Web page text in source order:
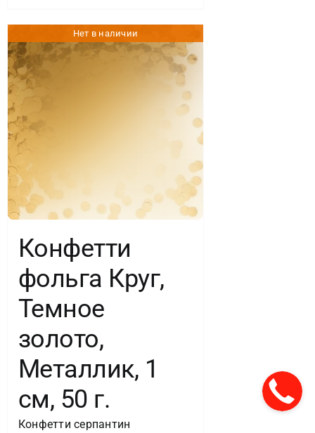
Нет в наличии
Конфетти
фольга Круг,
Темное
золото,
Металлик, 1
см, 50 г.
Конфетти серпантин